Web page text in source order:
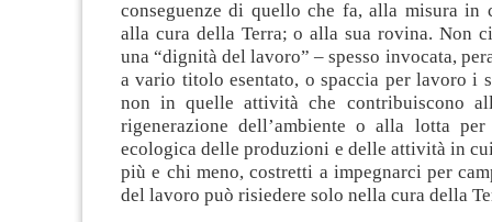
conseguenze di quello che fa, alla misura in
alla cura della Terra; o alla sua rovina. Non
una “dignità del lavoro” – spesso invocata,
a vario titolo esentato, o spaccia per lavoro i
non in quelle attività che contribuiscono
rigenerazione dell’ambiente o alla lotta
ecologica delle produzioni e delle attività in
più e chi meno, costretti a impegnarci per
del lavoro può risiedere solo nella cura della